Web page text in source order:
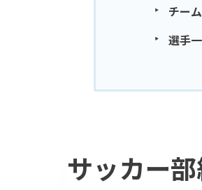
チー
選手
サッカー部